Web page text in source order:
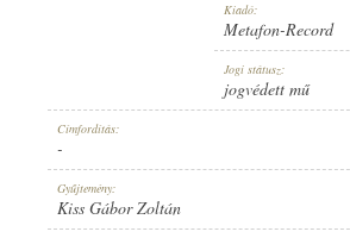
7519
Kiadó:
Metafon-Record
Jogi státusz:
jogvédett mű
Címfordítás:
-
Gyűjtemény:
Kiss Gábor Zoltán